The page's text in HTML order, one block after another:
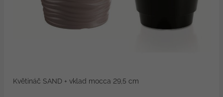
Květináč SAND + vklad mocca 29,5 cm